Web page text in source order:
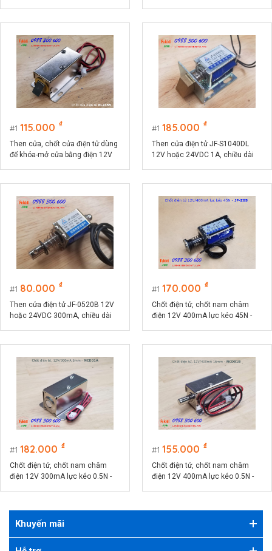
1 115.000 ₫
Then cửa, chốt cửa điện tử dùng
để khóa-mở cửa bằng điện 12V
1 185.000 ₫
Then cửa điện tử JF-S1040DL
12V hoặc 24VDC 1A, chiều dài
1 80.000 ₫
Then cửa điện tử JF-0520B 12V
hoặc 24VDC 300mA, chiều dài
1 170.000 ₫
Chốt điện tử, chốt nam châm
điện 12V 400mA lực kéo 45N -
1 182.000 ₫
Chốt điện tử, chốt nam châm
điện 12V 300mA lực kéo 0.5N -
1 155.000 ₫
Chốt điện tử, chốt nam châm
điện 12V 400mA lực kéo 0.5N -
Khuyến mãi